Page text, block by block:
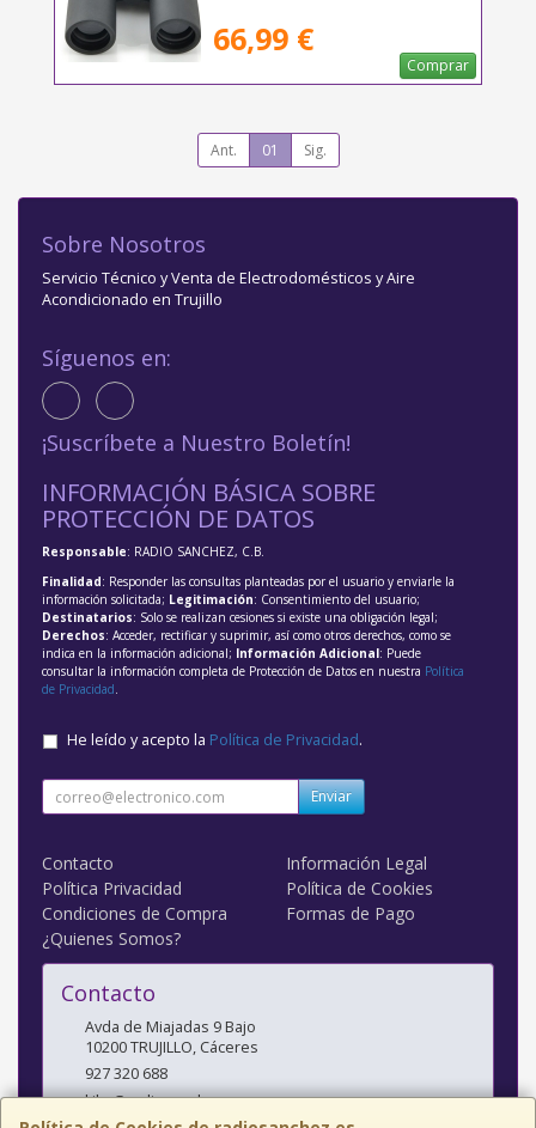
66,99 €
Comprar
Ant. 01 Sig.
Sobre Nosotros
Servicio Técnico y Venta de Electrodomésticos y Aire
Acondicionado en Trujillo
Síguenos en:
¡Suscríbete a Nuestro Boletín!
INFORMACIÓN BÁSICA SOBRE
PROTECCIÓN DE DATOS
Responsable: RADIO SANCHEZ, C.B.
Finalidad: Responder las consultas planteadas por el usuario y enviarle la
información solicitada; Legitimación: Consentimiento del usuario;
Destinatarios: Solo se realizan cesiones si existe una obligación legal;
Derechos: Acceder, rectificar y suprimir, así como otros derechos, como se
indica en la información adicional; Información Adicional: Puede
consultar la información completa de Protección de Datos en nuestra Política
de Privacidad.
He leído y acepto la Política de Privacidad.
Enviar
Contacto
Información Legal
Política Privacidad
Política de Cookies
Condiciones de Compra
Formas de Pago
¿Quienes Somos?
Contacto
Avda de Miajadas 9 Bajo
10200TRUJILLO, Cáceres
927 320 688
kiko@radiosanchez.com